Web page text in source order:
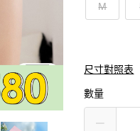
M
尺寸對照表
數量